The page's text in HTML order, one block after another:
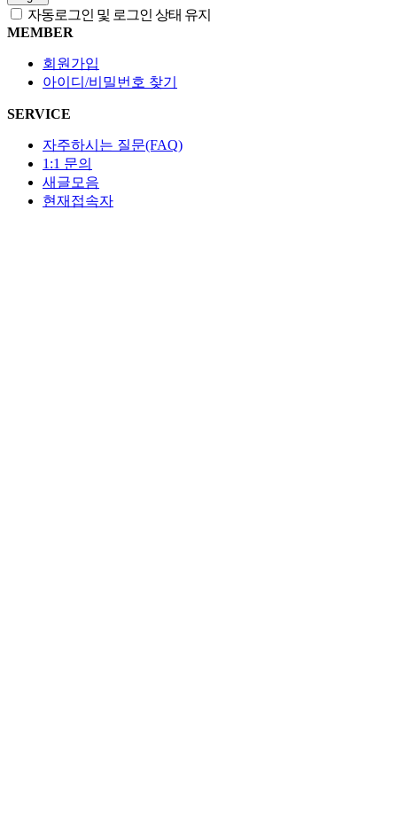
자동로그인 및 로그인 상태 유지
MEMBER
회원가입
아이디/비밀번호 찾기
SERVICE
자주하시는 질문(FAQ)
1:1 문의
새글모음
현재접속자